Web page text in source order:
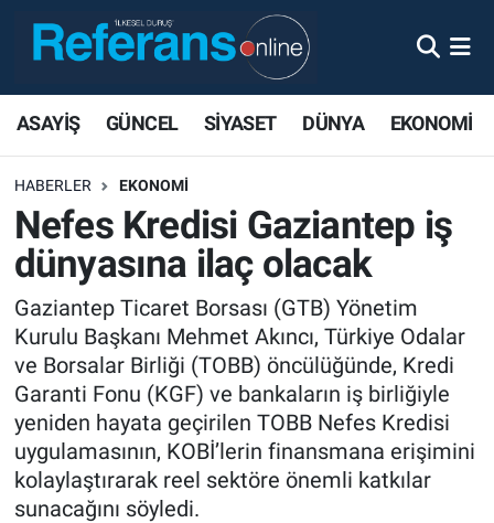
ASAYİŞ GÜNCEL SİYASET DÜNYA EKONOMİ
HABERLER EKONOMİ
Nefes Kredisi Gaziantep iş
dünyasına ilaç olacak
Gaziantep Ticaret Borsası (GTB) Yönetim
Kurulu Başkanı Mehmet Akıncı, Türkiye Odalar
ve Borsalar Birliği (TOBB) öncülüğünde, Kredi
Garanti Fonu (KGF) ve bankaların iş birliğiyle
yeniden hayata geçirilen TOBB Nefes Kredisi
uygulamasının, KOBİ’lerin finansmana erişimini
kolaylaştırarak reel sektöre önemli katkılar
sunacağını söyledi.